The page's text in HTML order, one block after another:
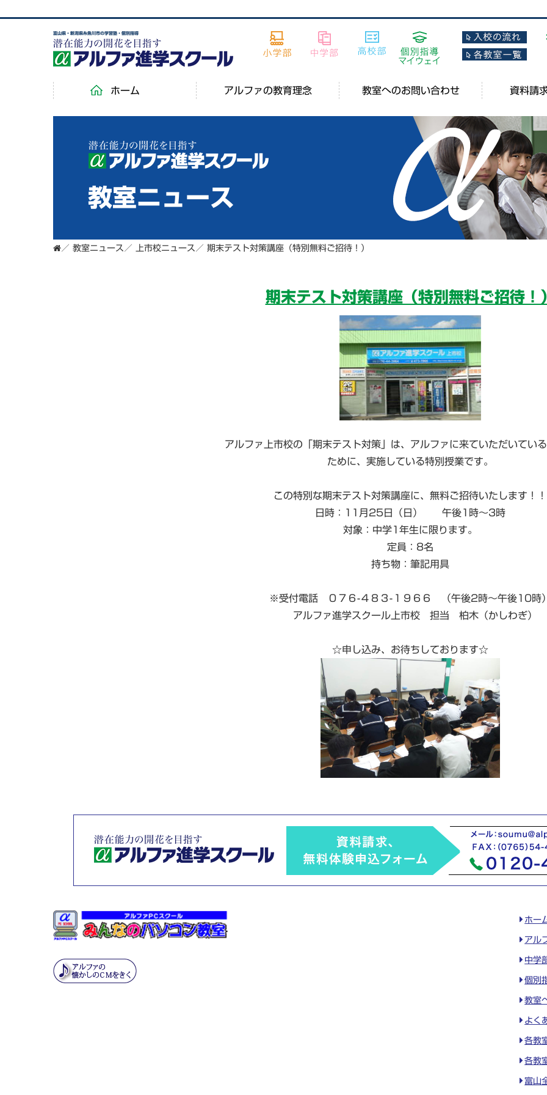
富山県・新潟県糸魚川市の学習塾・個別指導
ホーム アルファの教育理念 教室へのお問い合わせ 資料請
教室ニュース
／ 教室ニュース ／ 上市校ニュース ／ 期末テスト対策講座（特別無料ご招待！）
期末テスト対策講座（特別無料ご招待！
アルファ上市校の「期末テスト対策」は、アルファに来ていただいてい
ために、実施している特別授業です。
この特別な期末テスト対策講座に、無料ご招待いたします！！
日時：11月25日（日） 午後1時～3時
対象：中学1年生に限ります。
定員：8名
持ち物：筆記用具
※受付電話 ０７６-４８３-１９６６ （午後2時～午後10時
アルファ進学スクール上市校 担当 柏木（かしわぎ）
☆申し込み、お待ちしております☆
ホー
アル
中学
個別
教室
よく
各教
各教
富山